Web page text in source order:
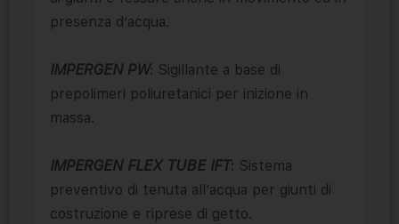
presenza d’acqua.
IMPERGEN PW: Sigillante a base di
prepolimeri poliuretanici per inizione in
massa.
IMPERGEN FLEX TUBE IFT: Sistema
preventivo di tenuta all’acqua per giunti di
costruzione e riprese di getto.